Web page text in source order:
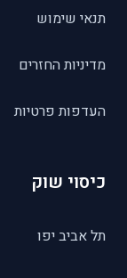
תנאי שימוש
מדיניות החזרים
העדפות פרטיות
כיסוי שוק
תל אביב יפו